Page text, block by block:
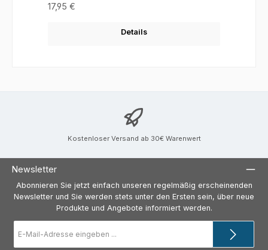
Regulärer Preis:
17,95 €
Details
Kostenloser Versand ab 30€ Warenwert
Newsletter
Abonnieren Sie jetzt einfach unseren regelmäßig erscheinenden
Newsletter und Sie werden stets unter den Ersten sein, über neue
Produkte und Angebote informiert werden.
Mail-
Adresse